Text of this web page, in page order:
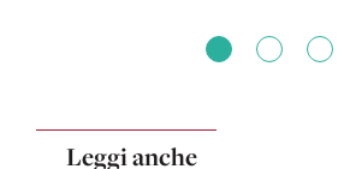
Leggi anche